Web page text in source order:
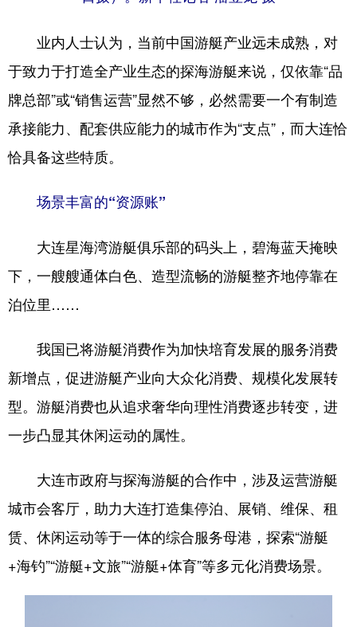
业内人士认为，当前中国游艇产业远未成熟，对
于致力于打造全产业生态的探海游艇来说，仅依靠“品
牌总部”或“销售运营”显然不够，必然需要一个有制造
承接能力、配套供应能力的城市作为“支点”，而大连恰
恰具备这些特质。
场景丰富的“资源账”
大连星海湾游艇俱乐部的码头上，碧海蓝天掩映
下，一艘艘通体白色、造型流畅的游艇整齐地停靠在
泊位里……
我国已将游艇消费作为加快培育发展的服务消费
新增点，促进游艇产业向大众化消费、规模化发展转
型。游艇消费也从追求奢华向理性消费逐步转变，进
一步凸显其休闲运动的属性。
大连市政府与探海游艇的合作中，涉及运营游艇
城市会客厅，助力大连打造集停泊、展销、维保、租
赁、休闲运动等于一体的综合服务母港，探索“游艇
+海钓”“游艇+文旅”“游艇+体育”等多元化消费场景。